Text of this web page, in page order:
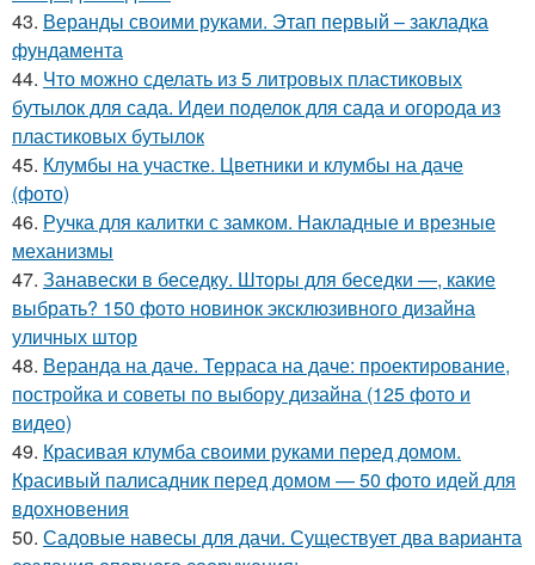
43. Веранды своими руками. Этап первый – закладка
фундамента
44. Что можно сделать из 5 литровых пластиковых
бутылок для сада. Идеи поделок для сада и огорода из
пластиковых бутылок
45. Клумбы на участке. Цветники и клумбы на даче
(фото)
46. Ручка для калитки с замком. Накладные и врезные
механизмы
47. Занавески в беседку. Шторы для беседки —, какие
выбрать? 150 фото новинок эксклюзивного дизайна
уличных штор
48. Веранда на даче. Терраса на даче: проектирование,
постройка и советы по выбору дизайна (125 фото и
видео)
49. Красивая клумба своими руками перед домом.
Красивый палисадник перед домом — 50 фото идей для
вдохновения
50. Садовые навесы для дачи. Существует два варианта